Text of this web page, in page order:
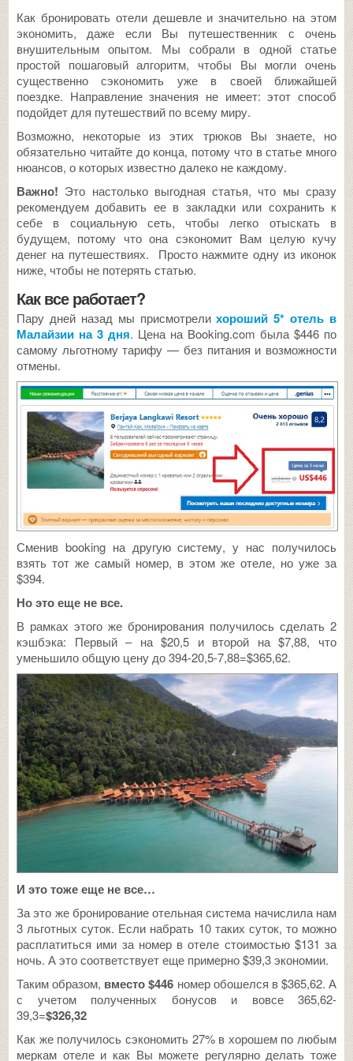
Как бронировать отели дешевле и значительно на этом
экономить, даже если Вы путешественник с очень
внушительным опытом. Мы собрали в одной статье
простой пошаговый алгоритм, чтобы Вы могли очень
существенно сэкономить уже в своей ближайшей
поездке. Направление значения не имеет: этот способ
подойдет для путешествий по всему миру.
Возможно, некоторые из этих трюков Вы знаете, но
обязательно читайте до конца, потому что в статье много
нюансов, о которых известно далеко не каждому.
Важно! Это настолько выгодная статья, что мы сразу
рекомендуем добавить ее в закладки или сохранить к
себе в социальную сеть, чтобы легко отыскать в
будущем, потому что она сэкономит Вам целую кучу
денег на путешествиях. Просто нажмите одну из иконок
ниже, чтобы не потерять статью.
Как все работает?
Пару дней назад мы присмотрелихороший 5* отель в
Малайзии на 3 дня. Цена на Booking.com была $446 по
самому льготному тарифу — без питания и возможности
отмены.
Сменив booking на другую систему, у нас получилось
взять тот же самый номер, в этом же отеле, но уже за
$394.
Но это еще не все.
В рамках этого же бронирования получилось сделать 2
кэшбэка: Первый – на $20,5 и второй на $7,88, что
уменьшило общую цену до 394-20,5-7,88=$365,62.
И это тоже еще не все…
За это же бронирование отельная система начислила нам
3 льготных суток. Если набрать 10 таких суток, то можно
расплатиться ими за номер в отеле стоимостью $131 за
ночь. А это соответствует еще примерно $39,3 экономии.
Таким образом, вместо $446 номер обошелся в $365,62. А
с учетом полученных бонусов и вовсе 365,62-
39,3=$326,32
Как же получилось сэкономить 27% в хорошем по любым
меркам отеле и как Вы можете регулярно делать тоже